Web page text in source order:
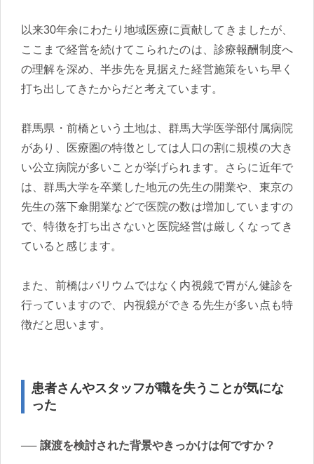
以来30年余にわたり地域医療に貢献してきましたが、
ここまで経営を続けてこられたのは、診療報酬制度へ
の理解を深め、半歩先を見据えた経営施策をいち早く
打ち出してきたからだと考えています。
群馬県・前橋という土地は、群馬大学医学部付属病院
があり、医療圏の特徴としては人口の割に規模の大き
い公立病院が多いことが挙げられます。さらに近年で
は、群馬大学を卒業した地元の先生の開業や、東京の
先生の落下傘開業などで医院の数は増加していますの
で、特徴を打ち出さないと医院経営は厳しくなってき
ていると感じます。
また、前橋はバリウムではなく内視鏡で胃がん健診を
行っていますので、内視鏡ができる先生が多い点も特
徴だと思います。
患者さんやスタッフが職を失うことが気にな
った
譲渡を検討された背景やきっかけは何ですか？